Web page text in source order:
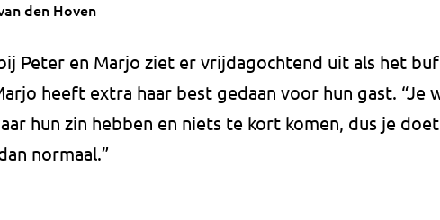
den Hoven
Peter en Marjo ziet er vrijdagochtend uit als het
heeft extra haar best gedaan voor hun gast. “Je
hun zin hebben en niets te kort komen, dus je
normaal.”